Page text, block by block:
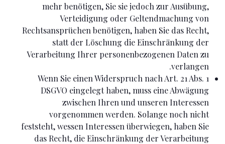
mehr benötigen, Sie sie jedoch zur Ausübung,
Verteidigung oder Geltendmachung von
Rechtsansprüchen benötigen, haben Sie das Recht,
statt der Löschung die Einschränkung der
Verarbeitung Ihrer personenbezogenen Daten zu
verlangen.
Wenn Sie einen Widerspruch nach Art. 21 Abs. 1
DSGVO eingelegt haben, muss eine Abwägung
zwischen Ihren und unseren Interessen
vorgenommen werden. Solange noch nicht
feststeht, wessen Interessen überwiegen, haben Sie
das Recht, die Einschränkung der Verarbeitung